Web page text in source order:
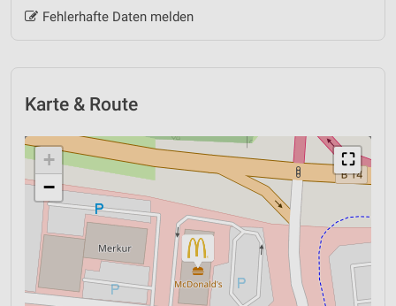
Fehlerhafte Daten melden
Karte & Route
⛶
+
−